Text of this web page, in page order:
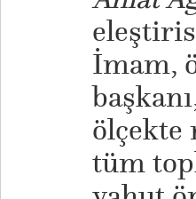
İmam,
ölçekte
tüm